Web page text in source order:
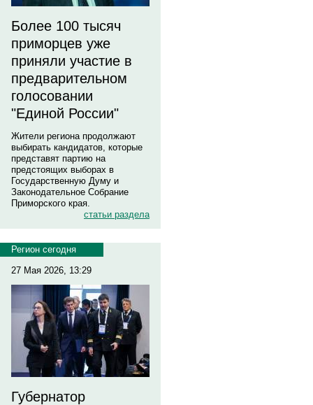
Более 100 тысяч
приморцев уже
приняли участие в
предварительном
голосовании
"Единой России"
Жители региона продолжают
выбирать кандидатов, которые
представят партию на
предстоящих выборах в
Государственную Думу и
Законодательное Собрание
Приморского края.
статьи раздела
Регион сегодня
27 Мая 2026, 13:29
Губернатор